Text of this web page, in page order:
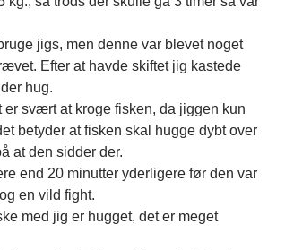
jigs, men denne var blevet noget
Efter at havde skiftet jig kastede
hug.
er svært at kroge fisken, da jiggen kun
betyder at fisken skal hugge dybt over
at den sidder der.
end 20 minutter yderligere før den var
en vild fight.
med jig er hugget, det er meget